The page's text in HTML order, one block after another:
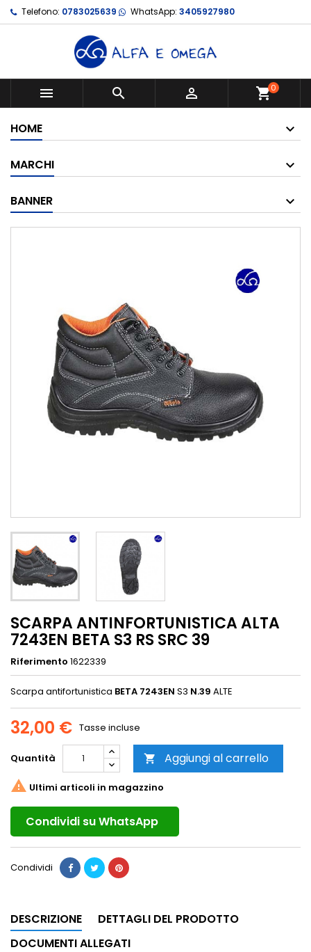
Telefono: 0783025639 WhatsApp: 3405927980
   shopping_cart0
HOME
MARCHI
BANNER
SCARPA ANTINFORTUNISTICA ALTA
7243EN BETA S3 RS SRC 39
Riferimento 1622339
Scarpa antifortunistica BETA 7243EN S3 N.39 ALTE
32,00 € Tasse incluse
Quantità  Aggiungi al carrello
 Ultimi articoli in magazzino
Condividi su WhatsApp
Condividi
DESCRIZIONE
DETTAGLI DEL PRODOTTO
DOCUMENTI ALLEGATI